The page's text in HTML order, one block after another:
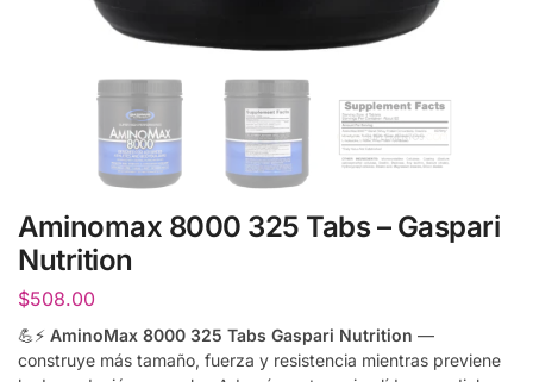
Aminomax 8000 325 Tabs – Gaspari
Nutrition
$508.00
💪⚡ AminoMax 8000 325 Tabs Gaspari Nutrition —
construye más tamaño, fuerza y resistencia mientras previene